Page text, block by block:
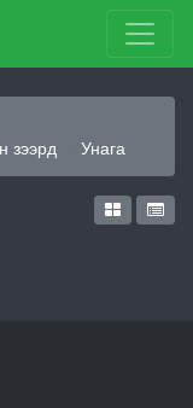
зээрд
Унага